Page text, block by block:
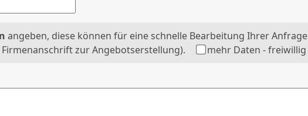
angeben, diese können für eine schnelle Bearbeitung Ihrer Anfrage
zur Angebotserstellung).
mehr Daten - freiwillig